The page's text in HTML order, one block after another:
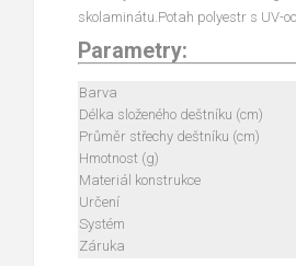
skolaminátu.Potah polyestr s UV-
Parametry:
Barva
Délka složeného deštníku (cm)
Průměr střechy deštníku (cm)
Hmotnost (g)
Materiál konstrukce
Určení
Systém
Záruka